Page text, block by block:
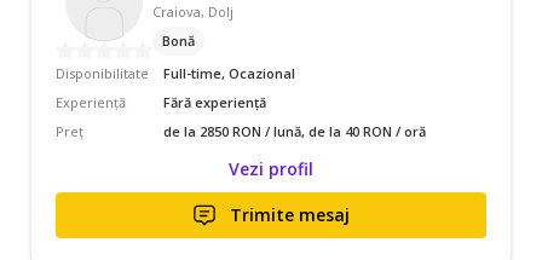
Craiova, Dolj
Bonă
Disponibilitate
Full-time, Ocazional
Experiență
Fără experiență
Preț
de la 2850 RON / lună, de la 40 RON / oră
Vezi profil
Trimite mesaj